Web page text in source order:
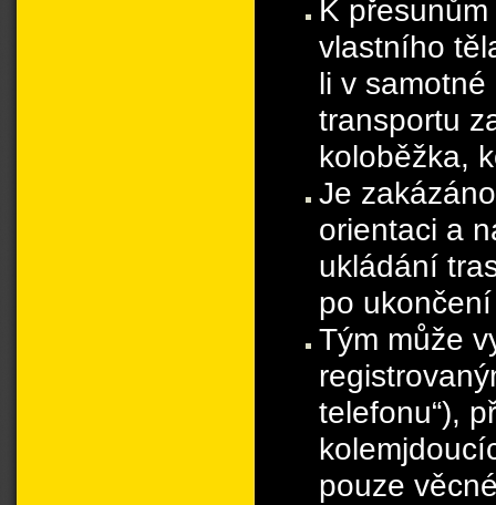
K
vlastního
li v
transportu
koloběžka,
Je
orientaci a
ukládání
po
Tým může
telefonu“),
pouze